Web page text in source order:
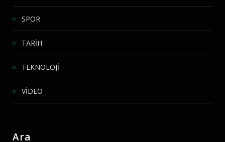
SPOR
TARİH
TEKNOLOJİ
VİDEO
Ara